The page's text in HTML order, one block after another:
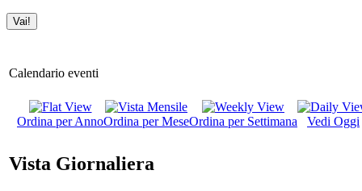
Calendario eventi
Ordina per AnnoOrdina per MeseOrdina per Settimana Vedi Oggi
Vista Giornaliera